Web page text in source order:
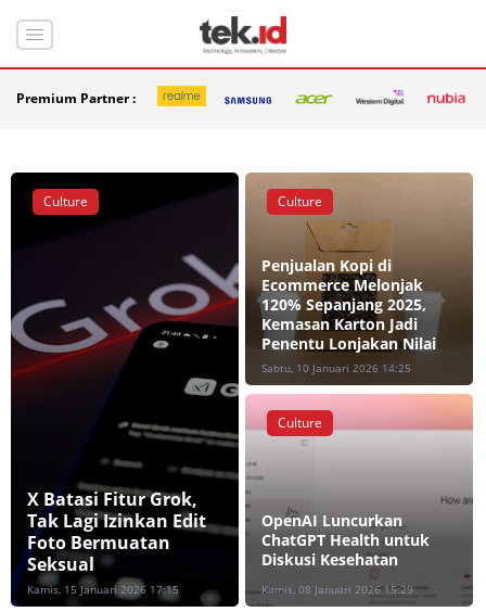
Premium Partner :
Culture
X Batasi Fitur Grok,
Tak Lagi Izinkan Edit
Foto Bermuatan
Seksual
Kamis, 15 Januari 2026 17:15
Culture
Penjualan Kopi di
Ecommerce Melonjak
120% Sepanjang 2025,
Kemasan Karton Jadi
Penentu Lonjakan Nilai
Sabtu, 10 Januari 2026 14:25
Culture
OpenAI Luncurkan
ChatGPT Health untuk
Diskusi Kesehatan
Kamis, 08 Januari 2026 15:29